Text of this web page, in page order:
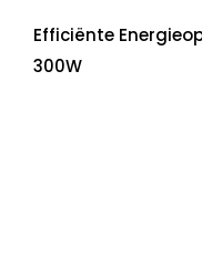
Efficiënte
300W